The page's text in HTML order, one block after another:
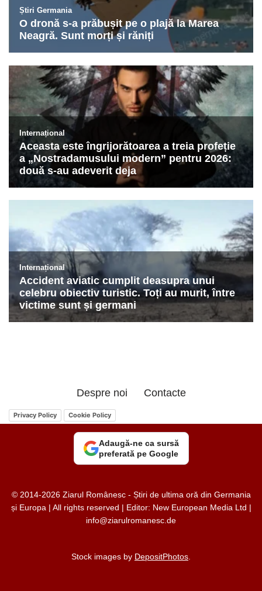
Despre noi Contacte
Privacy Policy Cookie Policy
Adaugă-ne ca sursă
preferată pe Google
© 2014-2026 Ziarul Românesc - Știri de ultima oră din Germania
și Europa | All rights reserved | Editor: New European Media Ltd |
info@ziarulromanesc.de
Stock images by DepositPhotos.